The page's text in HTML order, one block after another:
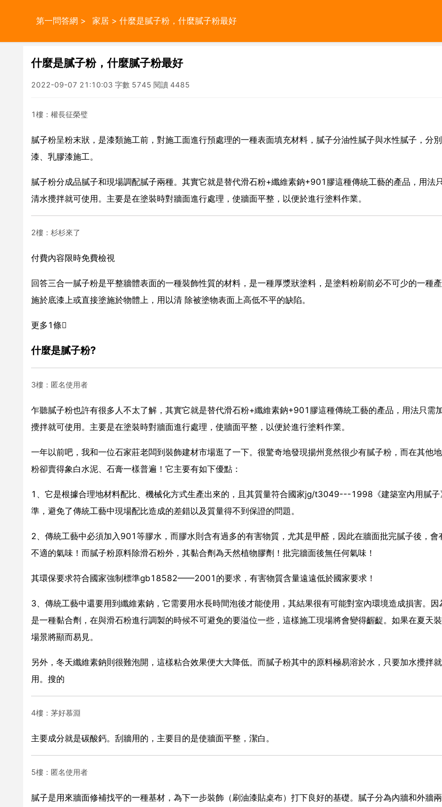
第一問答網 > 家居 > 什麼是膩子粉，什麼膩子粉最好
什麼是膩子粉，什麼膩子粉最好
2022-09-07 21:10:03 字數 5745 閱讀 4485
1樓：權長征榮璧
膩子粉呈粉末狀，是漆類施工前，對施工面進行預處理的一種表面填充材料，膩子分油性膩子與水性膩子，分
漆、乳膠漆施工。
膩子粉分成品膩子和現場調配膩子兩種。其實它就是替代滑石粉+纖維素鈉+901膠這種傳統工藝的產品，用法
清水攪拌就可使用。主要是在塗裝時對牆面進行處理，使牆面平整，以便於進行塗料作業。
2樓：杉杉來了
付費內容限時免費檢視
回答三合一膩子粉是平整牆體表面的一種裝飾性質的材料，是一種厚漿狀塗料，是塗料粉刷前必不可少的一種
施於底漆上或直接塗施於物體上，用以清 除被塗物表面上高低不平的缺陷。
更多1條
什麼是膩子粉?
3樓：匿名使用者
乍聽膩子粉也許有很多人不太了解，其實它就是替代滑石粉+纖維素鈉+901膠這種傳統工藝的產品，用法只需
攪拌就可使用。主要是在塗裝時對牆面進行處理，使牆面平整，以便於進行塗料作業。
一年以前吧，我和一位石家莊老闆到裝飾建材市場逛了一下。很驚奇地發現揚州竟然很少有膩子粉，而在其他
粉卻賣得象白水泥、石膏一樣普遍！它主要有如下優點：
1、它是根據合理地材料配比、機械化方式生產出來的，且其質量符合國家jg/t3049---1998《建築室內用膩子
準，避免了傳統工藝中現場配比造成的差錯以及質量得不到保證的問題。
2、傳統工藝中必須加入901等膠水，而膠水則含有過多的有害物質，尤其是甲醛，因此在牆面批完膩子後，會
不適的氣味！而膩子粉原料除滑石粉外，其黏合劑為天然植物膠劑！批完牆面後無任何氣味！
其環保要求符合國家強制標準gb18582——2001的要求，有害物質含量遠遠低於國家要求！
3、傳統工藝中還要用到纖維素鈉，它需要用水長時間泡後才能使用，其結果很有可能對室內環境造成損害。因
是一種黏合劑，在與滑石粉進行調製的時候不可避免的要溢位一些，這樣施工現場將會變得齷齪。如果在夏天
場景將顯而易見。
另外，冬天纖維素鈉則很難泡開，這樣粘合效果便大大降低。而膩子粉其中的原料極易溶於水，只要加水攪拌
用。搜的
4樓：茅好慕淵
主要成分就是碳酸鈣。刮牆用的，主要目的是使牆面平整，潔白。
5樓：匿名使用者
膩子是用來牆面修補找平的一種基材，為下一步裝飾（刷油漆貼桌布）打下良好的基礎。膩子分為內牆和外牆